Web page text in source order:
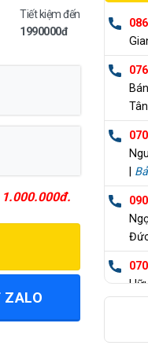
Tiết kiệm đến
1990000đ
ZALO